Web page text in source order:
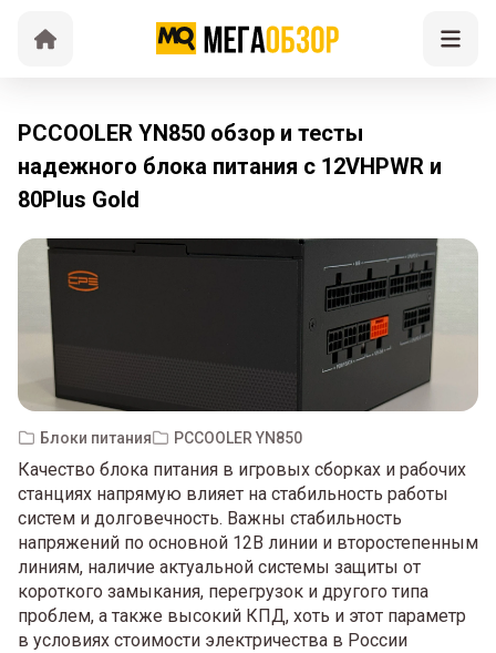
PCCOOLER YN850 обзор и тесты
надежного блока питания с 12VHPWR и
80Plus Gold
Блоки питания PCCOOLER YN850
Качество блока питания в игровых сборках и рабочих
станциях напрямую влияет на стабильность работы
систем и долговечность. Важны стабильность
напряжений по основной 12В линии и второстепенным
линиям, наличие актуальной системы защиты от
короткого замыкания, перегрузок и другого типа
проблем, а также высокий КПД, хоть и этот параметр
в условиях стоимости электричества в России